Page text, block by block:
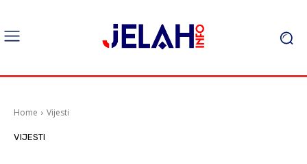
Home Vijesti
VIJESTI